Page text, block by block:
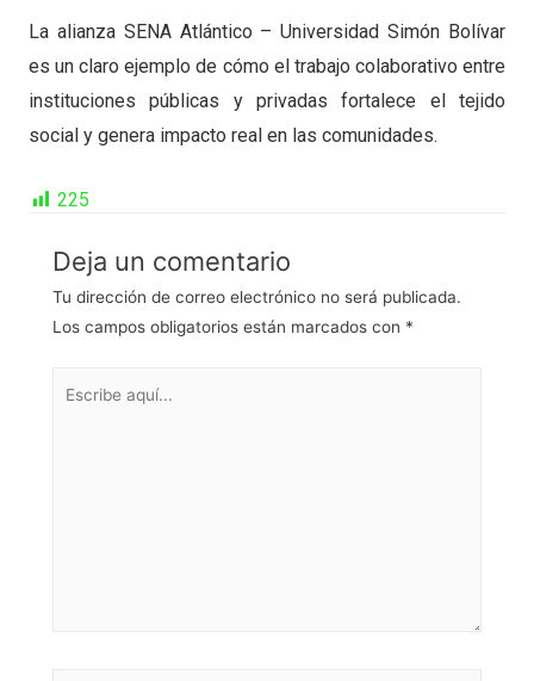
La alianza SENA Atlántico – Universidad Simón Bolívar
es un claro ejemplo de cómo el trabajo colaborativo entre
instituciones públicas y privadas fortalece el tejido
social y genera impacto real en las comunidades.
225
Deja un comentario
Tu dirección de correo electrónico no será publicada.
Los campos obligatorios están marcados con *